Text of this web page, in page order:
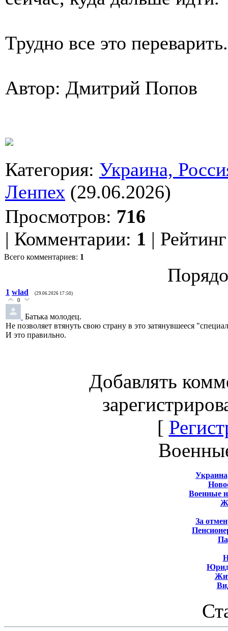
Трудно все это переварить.
Автор: Дмитрий Попов
Категория: Украина,
Ленпех (29.06.2026)
Просмотров: 716
| Комментарии: 1 | Рейтинг
Всего комментариев: 1
1 wlad (29.06.2026 17:50)
0
Батька молодец.
Не позволяет втянуть свою страну в это затянувшееся
И это правильно.
Добавлять
[
Военные
За